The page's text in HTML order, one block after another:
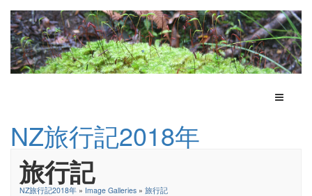
Toggle
NZ旅行記2018年
旅行記
NZ旅行記2018年 » Image Galleries » 旅行記